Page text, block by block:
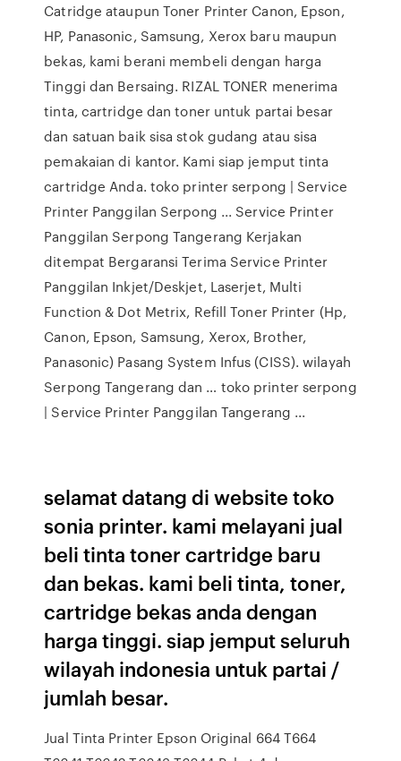
Catridge ataupun Toner Printer Canon, Epson,
HP, Panasonic, Samsung, Xerox baru maupun
bekas, kami berani membeli dengan harga
Tinggi dan Bersaing. RIZAL TONER menerima
tinta, cartridge dan toner untuk partai besar
dan satuan baik sisa stok gudang atau sisa
pemakaian di kantor. Kami siap jemput tinta
cartridge Anda. toko printer serpong | Service
Printer Panggilan Serpong ... Service Printer
Panggilan Serpong Tangerang Kerjakan
ditempat Bergaransi Terima Service Printer
Panggilan Inkjet/Deskjet, Laserjet, Multi
Function & Dot Metrix, Refill Toner Printer (Hp,
Canon, Epson, Samsung, Xerox, Brother,
Panasonic) Pasang System Infus (CISS). wilayah
Serpong Tangerang dan … toko printer serpong
| Service Printer Panggilan Tangerang ...
selamat datang di website toko
sonia printer. kami melayani jual
beli tinta toner cartridge baru
dan bekas. kami beli tinta, toner,
cartridge bekas anda dengan
harga tinggi. siap jemput seluruh
wilayah indonesia untuk partai /
jumlah besar.
Jual Tinta Printer Epson Original 664 T664